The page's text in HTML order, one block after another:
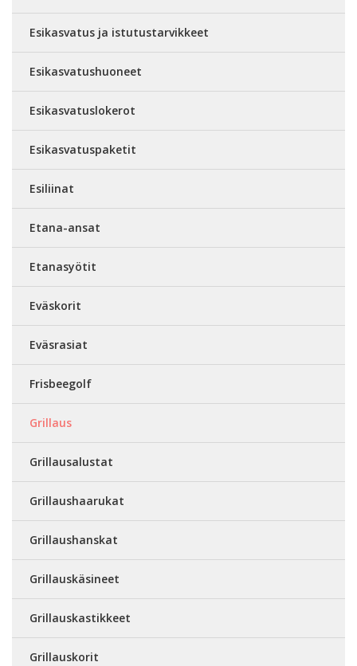
Esikasvatus ja istutustarvikkeet
Esikasvatushuoneet
Esikasvatuslokerot
Esikasvatuspaketit
Esiliinat
Etana-ansat
Etanasyötit
Eväskorit
Eväsrasiat
Frisbeegolf
Grillaus
Grillausalustat
Grillaushaarukat
Grillaushanskat
Grillauskäsineet
Grillauskastikkeet
Grillauskorit